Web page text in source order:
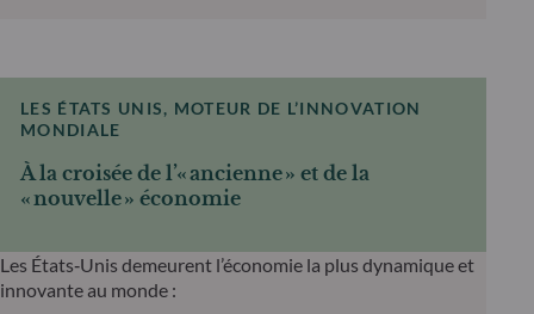
LES ÉTATS UNIS, MOTEUR DE L’INNOVATION
MONDIALE
À la croisée de l’« ancienne » et de la
« nouvelle » économie
Les États‑Unis demeurent l’économie la plus dynamique et
innovante au monde :